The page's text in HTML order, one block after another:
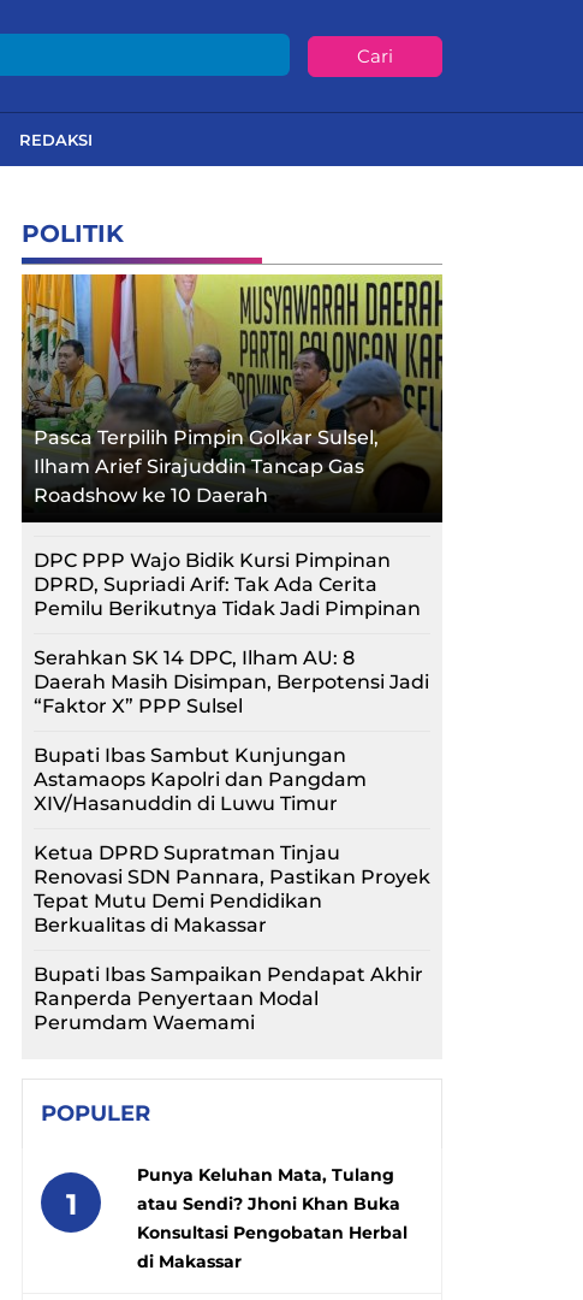
Cari
REDAKSI
POLITIK
Pasca Terpilih Pimpin Golkar Sulsel,
Ilham Arief Sirajuddin Tancap Gas
Roadshow ke 10 Daerah
DPC PPP Wajo Bidik Kursi Pimpinan
DPRD, Supriadi Arif: Tak Ada Cerita
Pemilu Berikutnya Tidak Jadi Pimpinan
Serahkan SK 14 DPC, Ilham AU: 8
Daerah Masih Disimpan, Berpotensi Jadi
“Faktor X” PPP Sulsel
Bupati Ibas Sambut Kunjungan
Astamaops Kapolri dan Pangdam
XIV/Hasanuddin di Luwu Timur
Ketua DPRD Supratman Tinjau
Renovasi SDN Pannara, Pastikan Proyek
Tepat Mutu Demi Pendidikan
Berkualitas di Makassar
Bupati Ibas Sampaikan Pendapat Akhir
Ranperda Penyertaan Modal
Perumdam Waemami
POPULER
1
Punya Keluhan Mata, Tulang
atau Sendi? Jhoni Khan Buka
Konsultasi Pengobatan Herbal
di Makassar